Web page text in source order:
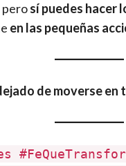
perosí puedes hacer
en las pequeñas
de moverse en